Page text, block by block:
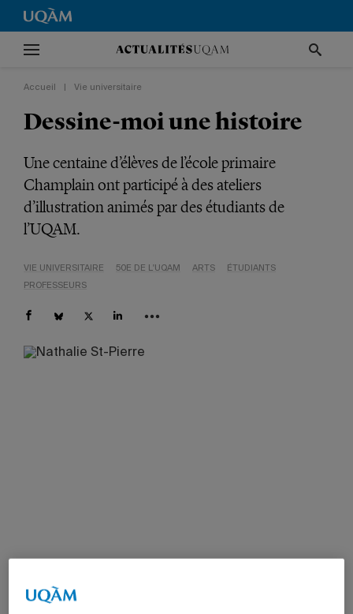
Accueil Vie universitaire
Dessine-moi une histoire
Une centaine d’élèves de l’école primaire
Champlain ont participé à des ateliers
d’illustration animés par des étudiants de
l’UQAM.
VIE UNIVERSITAIRE 50E DE L'UQAM ARTS
ÉTUDIANTS
PROFESSEURS